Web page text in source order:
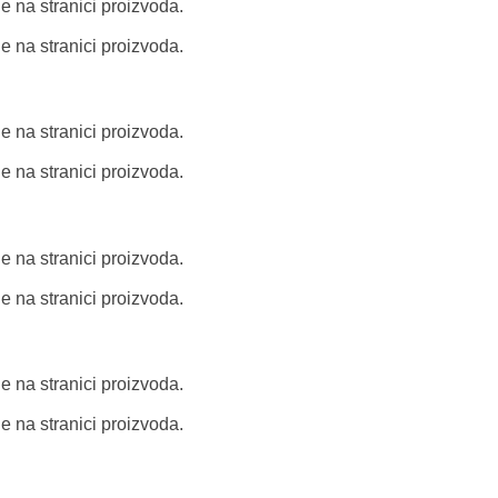
na stranici proizvoda.
na stranici proizvoda.
na stranici proizvoda.
na stranici proizvoda.
na stranici proizvoda.
na stranici proizvoda.
na stranici proizvoda.
na stranici proizvoda.